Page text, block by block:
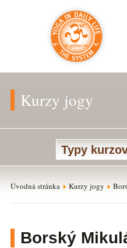
Kurzy jogy
Typy
Úvodná stránka Kurzy jogy
Borský